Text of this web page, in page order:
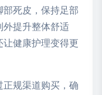
死皮，保持足部
外提升整体舒适
健康护理变得更
规渠道购买，确